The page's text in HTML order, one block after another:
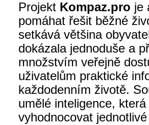
Projekt Kompaz.pro je
pomáhat řešit běžné
setkává většina
dokázala jednoduše a
množstvím veřejně
uživatelům praktické
každodenním životě.
umělé inteligence,
vyhodnocovat